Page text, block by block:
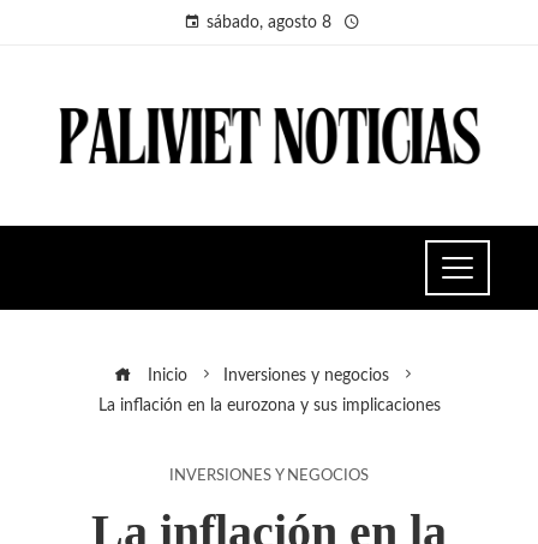
sábado, agosto 8
Inicio
Inversiones y negocios
La inflación en la eurozona y sus implicaciones
INVERSIONES Y NEGOCIOS
La inflación en la